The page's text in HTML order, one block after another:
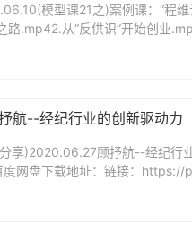
模型课21之)案例课：“程维
路.mp42.从“反供识”开始创业
航--经纪行业的创新驱动力
享)2020.06.27顾抒航--经纪行
网盘下载地址：链接：https://